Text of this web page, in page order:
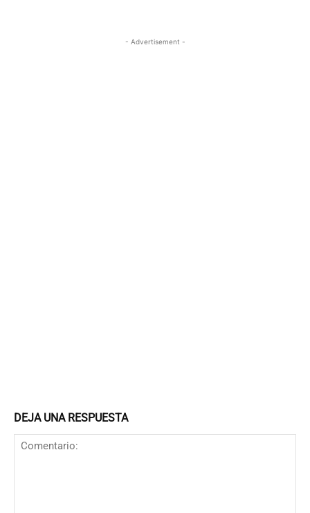
- Advertisement -
DEJA UNA RESPUESTA